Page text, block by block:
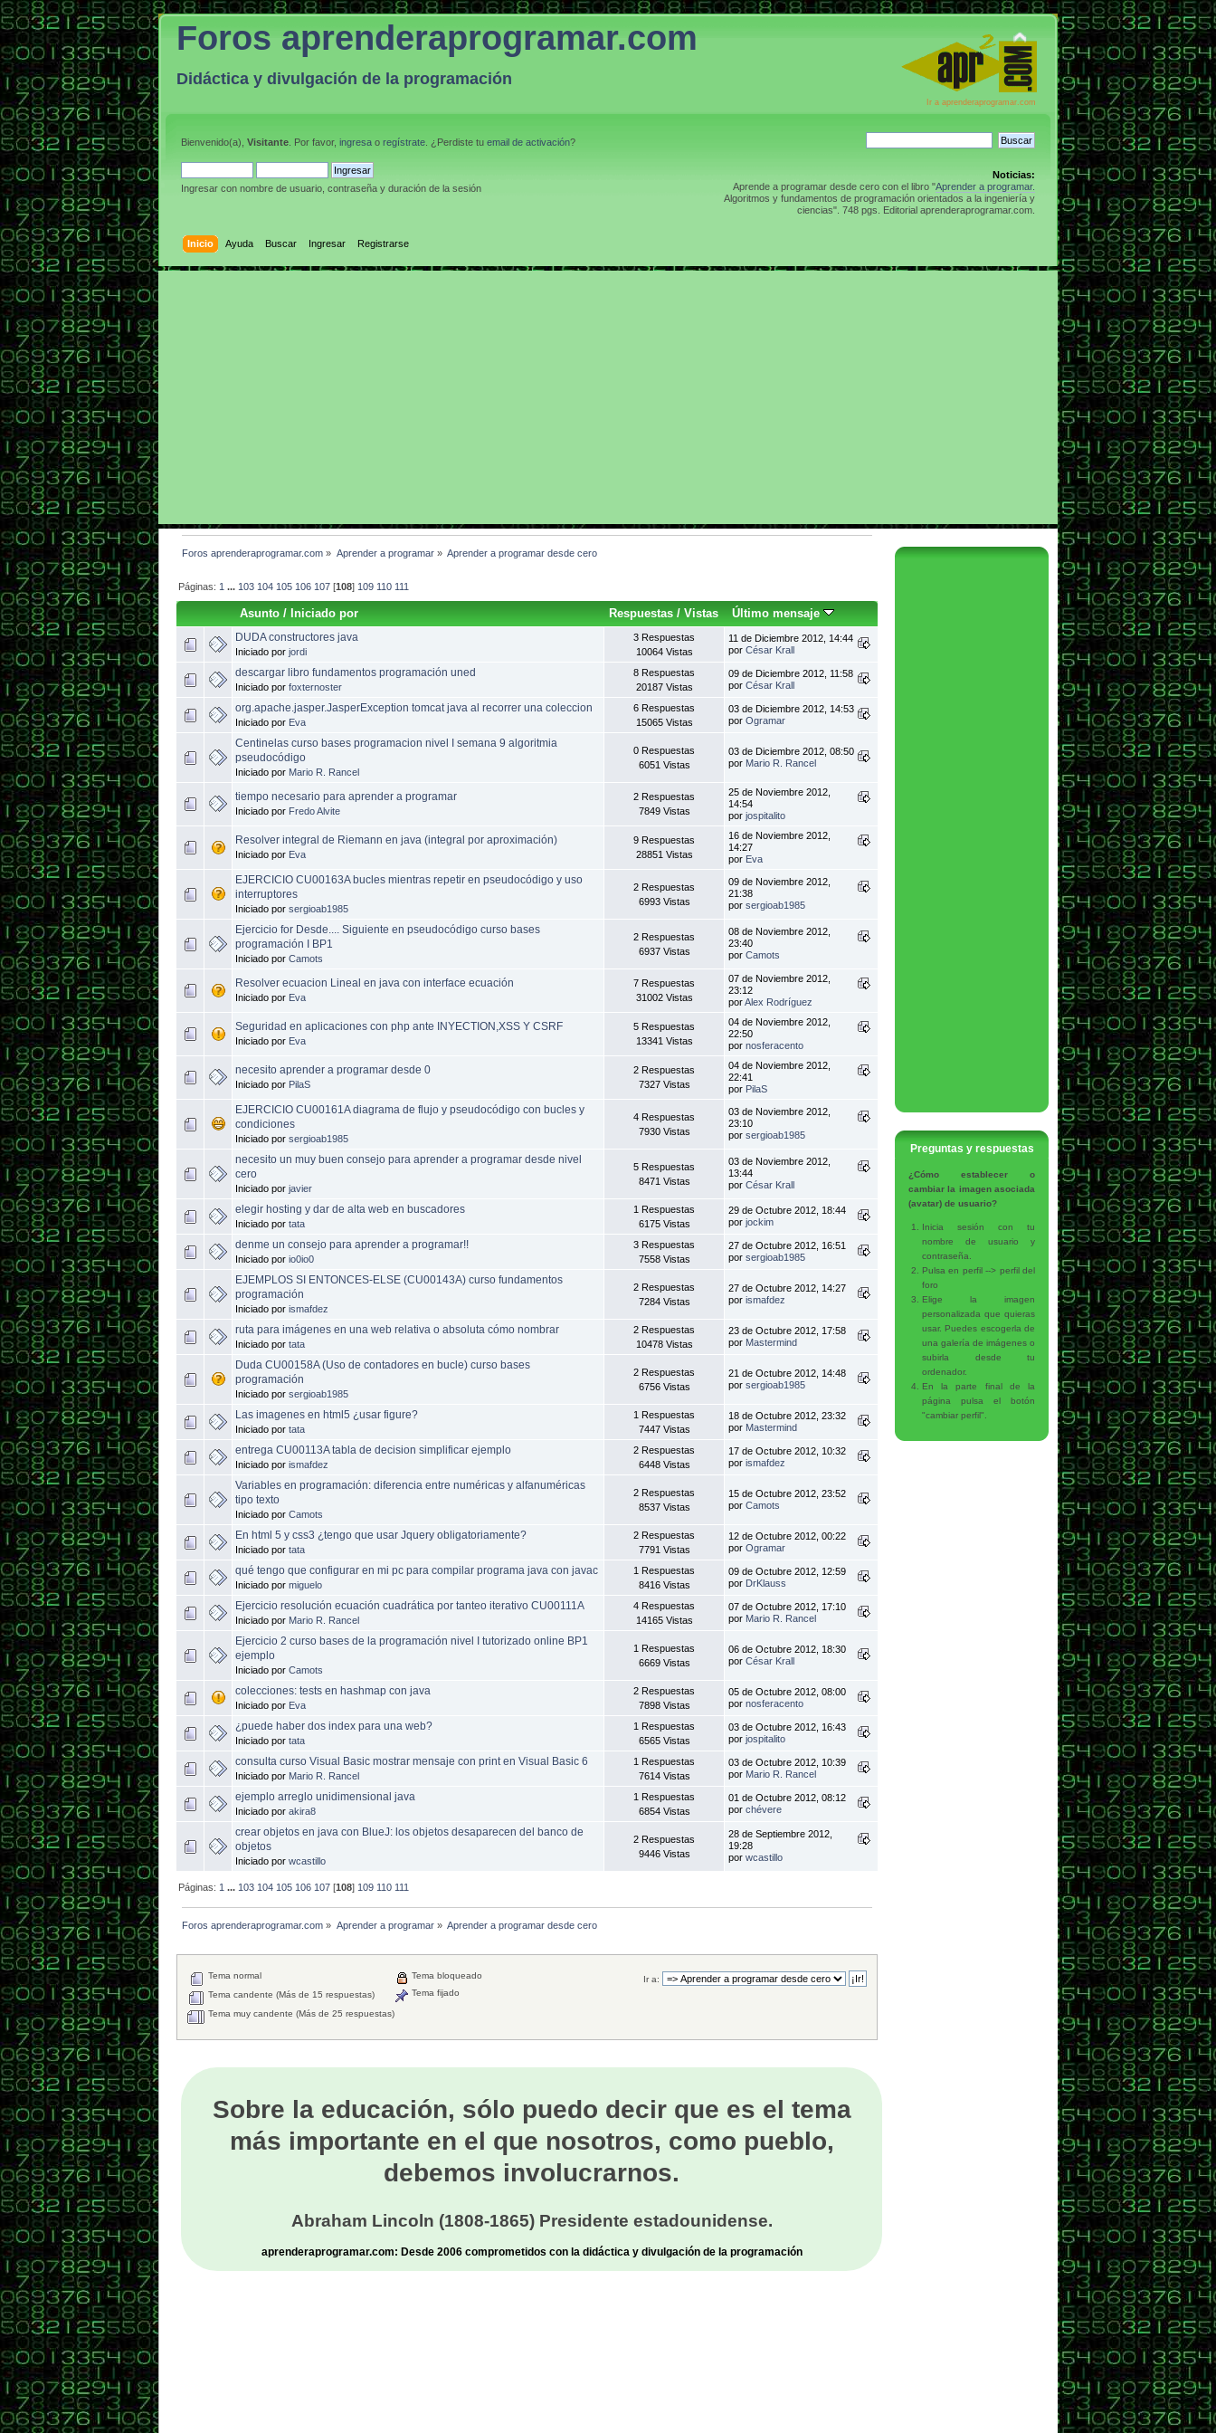
Foros aprenderaprogramar.com
Didáctica y divulgación de la programación
Ir a aprenderaprogramar.com
Bienvenido(a), Visitante . Por favor, ingresa o regístrate . ¿Perdiste tu email de activación?
Ingresar con nombre de usuario, contraseña y duración de la sesión
Noticias:
Aprende a programar desde cero con el libro "Aprender a programar.
Algoritmos y fundamentos de programación orientados a la ingeniería y
ciencias". 748 pgs. Editorial aprenderaprogramar.com.
Inicio Ayuda Buscar Ingresar Registrarse
Foros aprenderaprogramar.com » Aprender a programar» Aprender a programar desde cero
Páginas: 1 ... 103 104 105 106 107 [108] 109 110 111
Asunto /Iniciado por Respuestas / Vistas Último mensaje
DUDA constructores java
Iniciado por jordi
3 Respuestas
10064 Vistas
11 de Diciembre 2012, 14:44
por César Krall
descargar libro fundamentos programación uned
Iniciado por foxternoster
8 Respuestas
20187 Vistas
09 de Diciembre 2012, 11:58
por César Krall
org.apache.jasper.JasperException tomcat java al recorrer una coleccion
Iniciado por Eva
6 Respuestas
15065 Vistas
03 de Diciembre 2012, 14:53
por Ogramar
Centinelas curso bases programacion nivel I semana 9 algoritmia
pseudocódigo
Iniciado por Mario R. Rancel
0 Respuestas
6051 Vistas
03 de Diciembre 2012, 08:50
por Mario R. Rancel
tiempo necesario para aprender a programar
Iniciado por Fredo Alvite
2 Respuestas
7849 Vistas
25 de Noviembre 2012,
14:54
por jospitalito
Resolver integral de Riemann en java (integral por aproximación)
Iniciado por Eva
9 Respuestas
28851 Vistas
16 de Noviembre 2012,
14:27
por Eva
EJERCICIO CU00163A bucles mientras repetir en pseudocódigo y uso
interruptores
Iniciado por sergioab1985
2 Respuestas
6993 Vistas
09 de Noviembre 2012,
21:38
por sergioab1985
Ejercicio for Desde.... Siguiente en pseudocódigo curso bases
programación I BP1
Iniciado por Camots
2 Respuestas
6937 Vistas
08 de Noviembre 2012,
23:40
por Camots
Resolver ecuacion Lineal en java con interface ecuación
Iniciado por Eva
7 Respuestas
31002 Vistas
07 de Noviembre 2012,
23:12
porAlex Rodríguez
Seguridad en aplicaciones con php ante INYECTION,XSS Y CSRF
Iniciado por Eva
5 Respuestas
13341 Vistas
04 de Noviembre 2012,
22:50
por nosferacento
necesito aprender a programar desde 0
Iniciado por PilaS
2 Respuestas
7327 Vistas
04 de Noviembre 2012,
22:41
por PilaS
EJERCICIO CU00161A diagrama de flujo y pseudocódigo con bucles y
condiciones
Iniciado por sergioab1985
4 Respuestas
7930 Vistas
03 de Noviembre 2012,
23:10
por sergioab1985
necesito un muy buen consejo para aprender a programar desde nivel
cero
Iniciado por javier
5 Respuestas
8471 Vistas
03 de Noviembre 2012,
13:44
por César Krall
elegir hosting y dar de alta web en buscadores
Iniciado por tata
1 Respuestas
6175 Vistas
29 de Octubre 2012, 18:44
por jockim
denme un consejo para aprender a programar!!
Iniciado por io0io0
3 Respuestas
7558 Vistas
27 de Octubre 2012, 16:51
por sergioab1985
EJEMPLOS SI ENTONCES-ELSE (CU00143A) curso fundamentos
programación
Iniciado por ismafdez
2 Respuestas
7284 Vistas
27 de Octubre 2012, 14:27
por ismafdez
ruta para imágenes en una web relativa o absoluta cómo nombrar
Iniciado por tata
2 Respuestas
10478 Vistas
23 de Octubre 2012, 17:58
por Mastermind
Duda CU00158A (Uso de contadores en bucle) curso bases
programación
Iniciado por sergioab1985
2 Respuestas
6756 Vistas
21 de Octubre 2012, 14:48
por sergioab1985
Las imagenes en html5 ¿usar figure?
Iniciado por tata
1 Respuestas
7447 Vistas
18 de Octubre 2012, 23:32
por Mastermind
entrega CU00113A tabla de decision simplificar ejemplo
Iniciado por ismafdez
2 Respuestas
6448 Vistas
17 de Octubre 2012, 10:32
por ismafdez
Variables en programación: diferencia entre numéricas y alfanuméricas
tipo texto
Iniciado por Camots
2 Respuestas
8537 Vistas
15 de Octubre 2012, 23:52
por Camots
En html 5 y css3 ¿tengo que usar Jquery obligatoriamente?
Iniciado por tata
2 Respuestas
7791 Vistas
12 de Octubre 2012, 00:22
por Ogramar
qué tengo que configurar en mi pc para compilar programa java con javac
Iniciado por miguelo
1 Respuestas
8416 Vistas
09 de Octubre 2012, 12:59
por DrKlauss
Ejercicio resolución ecuación cuadrática por tanteo iterativo CU00111A
Iniciado por Mario R. Rancel
4 Respuestas
14165 Vistas
07 de Octubre 2012, 17:10
por Mario R. Rancel
Ejercicio 2 curso bases de la programación nivel I tutorizado online BP1
ejemplo
Iniciado por Camots
1 Respuestas
6669 Vistas
06 de Octubre 2012, 18:30
por César Krall
colecciones: tests en hashmap con java
Iniciado por Eva
2 Respuestas
7898 Vistas
05 de Octubre 2012, 08:00
por nosferacento
¿puede haber dos index para una web?
Iniciado por tata
1 Respuestas
6565 Vistas
03 de Octubre 2012, 16:43
por jospitalito
consulta curso Visual Basic mostrar mensaje con print en Visual Basic 6
Iniciado por Mario R. Rancel
1 Respuestas
7614 Vistas
03 de Octubre 2012, 10:39
por Mario R. Rancel
ejemplo arreglo unidimensional java
Iniciado por akira8
1 Respuestas
6854 Vistas
01 de Octubre 2012, 08:12
por chévere
crear objetos en java con BlueJ: los objetos desaparecen del banco de
objetos
Iniciado por wcastillo
2 Respuestas
9446 Vistas
28 de Septiembre 2012,
19:28
por wcastillo
Páginas: 1 ... 103 104 105 106 107 [108] 109 110 111
Foros aprenderaprogramar.com » Aprender a programar» Aprender a programar desde cero
Ir a:
Tema normal
Tema candente (Más de 15 respuestas)
Tema muy candente (Más de 25 respuestas)
Tema bloqueado
Tema fijado
Sobre la educación, sólo puedo decir que es el tema
más importante en el que nosotros, como pueblo,
debemos involucrarnos.
Abraham Lincoln (1808-1865) Presidente estadounidense.
aprenderaprogramar.com: Desde 2006 comprometidos con la didáctica y divulgación de la programación
Preguntas y respuestas
¿Cómo establecer o
cambiar la imagen asociada
(avatar) de usuario?
Inicia sesión con tu
nombre de usuario y
contraseña.
Pulsa en perfil --> perfil del
foro
Elige la imagen
personalizada que quieras
usar. Puedes escogerla de
una galería de imágenes o
subirla desde tu
ordenador.
En la parte final de la
página pulsa el botón
"cambiar perfil".